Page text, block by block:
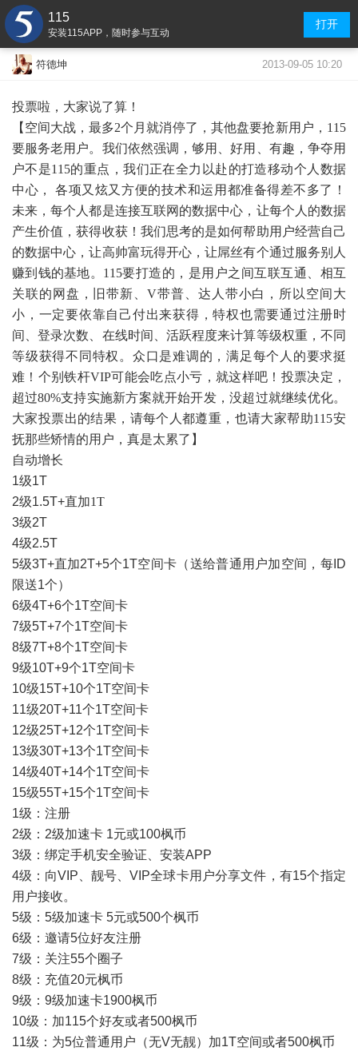
115
安装115APP，随时参与互动
打开
符德坤 2013-09-05 10:20
投票啦，大家说了算！
【空间大战，最多2个月就消停了，其他盘要抢新用户， 115
要服务老用户。我们依然强调，够用、好用、有趣，争夺用
户不是115的重点，我们正在全力以赴的打造移动个人数据
中心， 各项又炫又方便的技术和运用都准备得差不多了！
未来，每个人都是连接互联网的数据中心，让每个人的数据
产生价值，获得收获！我们思考的是如何帮助用户经营自己
的数据中心，让高帅富玩得开心，让屌丝有个通过服务别人
赚到钱的基地。 115要打造的，是用户之间互联互通、相互
关联的网盘，旧带新、 V带普、达人带小白，所以空间大
小，一定要依靠自己付出来获得，特权也需要通过注册时
间、登录次数、在线时间、活跃程度来计算等级权重，不同
等级获得不同特权。众口是难调的，满足每个人的要求挺
难！个别铁杆VIP可能会吃点小亏，就这样吧！投票决定，
超过80%支持实施新方案就开始开发，没超过就继续优化。
大家投票出的结果，请每个人都遵重，也请大家帮助115安
抚那些矫情的用户，真是太累了】
自动增长
1级1T
2级1.5T+直加1T
3级2T
4级2.5T
5级3T+直加2T+5个1T空间卡（送给普通用户加空间，每 ID
限送1个）
6级4T+6个1T空间卡
7级5T+7个1T空间卡
8级7T+8个1T空间卡
9级10T+9个1T空间卡
10级15T+10个1T空间卡
11级20T+11个1T空间卡
12级25T+12个1T空间卡
13级30T+13个1T空间卡
14级40T+14个1T空间卡
15级55T+15个1T空间卡
1级：注册
2级： 2级加速卡 1元或100枫币
3级：绑定手机安全验证、安装APP
4级：向VIP 、靓号、 VIP全球卡用户分享文件，有15个指定
用户接收。
5级： 5级加速卡 5元或500个枫币
6级：邀请5位好友注册
7级：关注55个圈子
8级：充值20元枫币
9级： 9级加速卡1900枫币
10级：加115个好友或者500枫币
11级：为5位普通用户（无V无靓）加1T空间或者500枫币